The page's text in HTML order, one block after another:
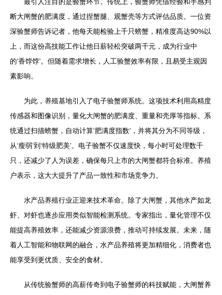
断大闸蟹的肥满度，通过捏蟹腿、观蟹壳等方式评估品质。一位资
深验蟹师告诉记者，他每天能检验上千只螃蟹，精准度高达90%以
上，而这份高技能工作让他日薪轻松突破两千元，成为行业中
的‘香饽饽’。但随着需求增长，人工验蟹效率有限，且易受主观因
素影响。
为此，养殖基地引入了电子验蟹师系统。这项技术利用高精度
传感器和图像识别，量化大闸蟹的肥满度、重量和壳厚等指标。系
统通过扫描螃蟹，自动计算‘肥满度指数’，并将其分为不同等级，
从‘瘦弱’到‘特级肥美’。电子验蟹不仅速度快，每小时可处理数千
只，还减少了人为误差，确保每只上市的大闸蟹都符合标准。养殖
户表示，这大大提升了产品一致性和市场竞争力。
水产品养殖行业正迎来技术革命。除了大闸蟹，其他水产如龙
虾、对虾也逐步应用类似智能检测系统。专家指出，量化管理不仅
能提高养殖效率，还能减少资源浪费，推动可持续发展。未来，随
着人工智能和物联网的融合，水产品养殖将更加精细化，消费者也
能享受到更优质、安全的食材。
从传统验蟹师的高薪传奇到电子验蟹师的科技赋能，大闸蟹养